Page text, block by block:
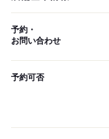
予約・
お問い合わせ
予約可否